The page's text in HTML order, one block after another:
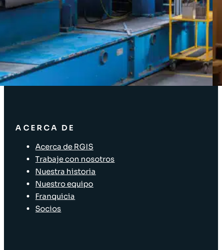
SOLUCIONES
Soluciones de inventario
Soluciones empresariales
Soluciones para la cadena de suministro
Etiquetado de activos
Soluciones para el sector minorista
ACERCA DE
Acerca de RGIS
Trabaje con nosotros
Nuestra historia
Nuestro equipo
Franquicia
Socios